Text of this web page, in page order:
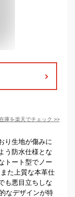
庫を楽天でチェック >>
り生地が傷みに
う防水仕様とな
トート型でノー
た上質な本革仕
も悪目立ちしな
なデザインが特